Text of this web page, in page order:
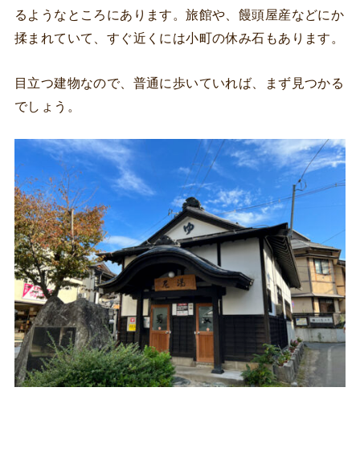
るようなところにあります。旅館や、饅頭屋産などにか
揉まれていて、すぐ近くには小町の休み石もあります。
目立つ建物なので、普通に歩いていれば、まず見つかる
でしょう。